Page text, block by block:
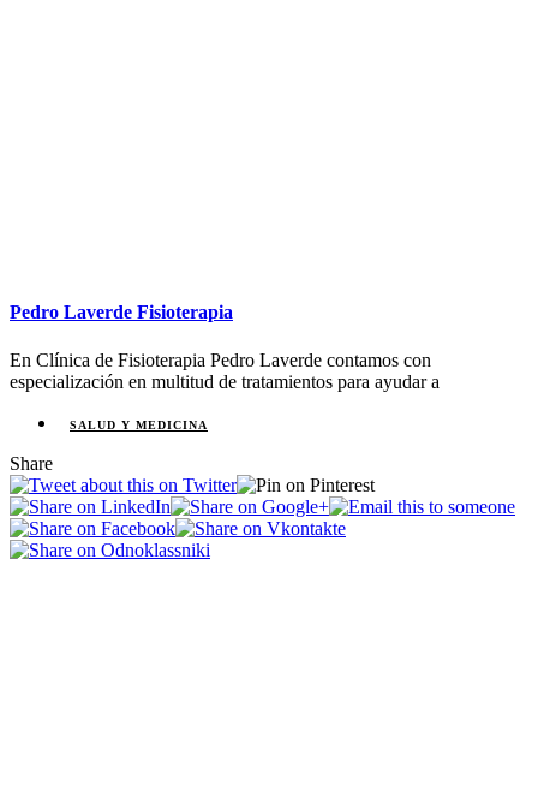
Pedro Laverde Fisioterapia
En Clínica de Fisioterapia Pedro Laverde contamos con
especialización en multitud de tratamientos para ayudar a
SALUD Y MEDICINA
Share